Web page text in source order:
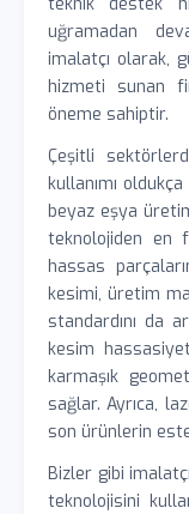
uğramadan
imalatçı olarak,
hizmeti sunan
öneme sahiptir.
Çeşitli
kullanımı
beyaz eşya
teknolojiden en
hassas
kesimi, üretim
standardını da
kesim
karmaşık
sağlar. Ayrıca,
son ürünlerin
Bizler gibi
teknolojisini